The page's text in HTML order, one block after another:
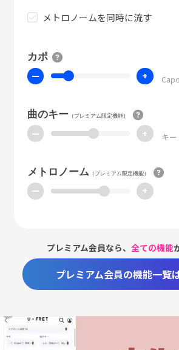
メトロノームを同時に流す
カポ
ー + Capo
曲のキー（プレミアム限定機能）
ー + キー
メトロノーム （プレミアム限定機能）
ー +
プレミアム会員なら、全ての機能
プレミアム会員の機能一覧